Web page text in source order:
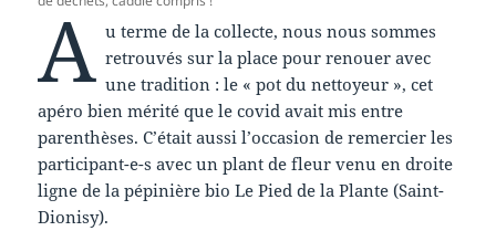
A u terme de la collecte, nous nous sommes
retrouvés sur la place pour renouer avec
une tradition : le « pot du nettoyeur », cet
apéro bien mérité que le covid avait mis entre
parenthèses. C’était aussi l’occasion de remercier les
participant-e-s avec un plant de fleur venu en droite
ligne de la pépinière bio Le Pied de la Plante (Saint-
Dionisy).